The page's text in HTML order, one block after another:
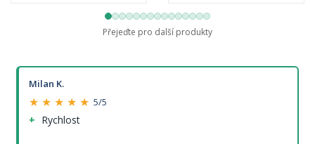
Přejeďte pro další produkty
Milan K.
★ ★ ★ ★ ★ 5/5
Rychlost